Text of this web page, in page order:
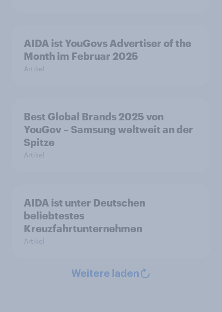
AIDA ist YouGovs Advertiser of the
Month im Februar 2025
Artikel
Best Global Brands 2025 von
YouGov – Samsung weltweit an der
Spitze
Artikel
AIDA ist unter Deutschen
beliebtestes
Kreuzfahrtunternehmen
Artikel
Weitere laden